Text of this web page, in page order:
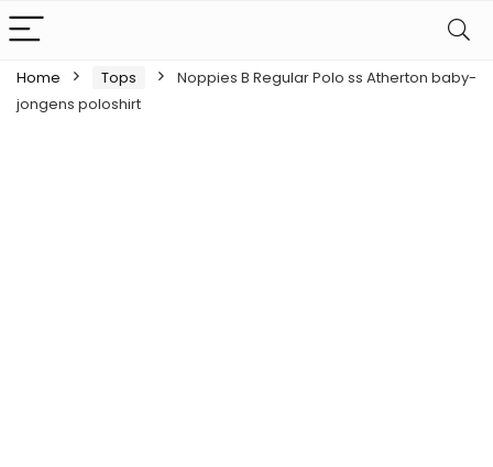
Home Tops
Noppies B Regular Polo ss Atherton baby-
jongens poloshirt